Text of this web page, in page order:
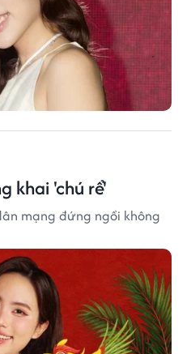
khai 'chú rể'
mạng đứng ngồi không